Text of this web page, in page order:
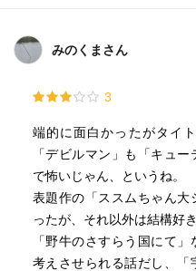
みのくまさん
3
端的に面白かったがタイ
「デビルマン」も「キュ
で怖いじゃん、というね。
表題作の「ススムちゃん
ったが、それ以外は結構好
「野牛のさすらう国にて
考えさせられる話だし、「